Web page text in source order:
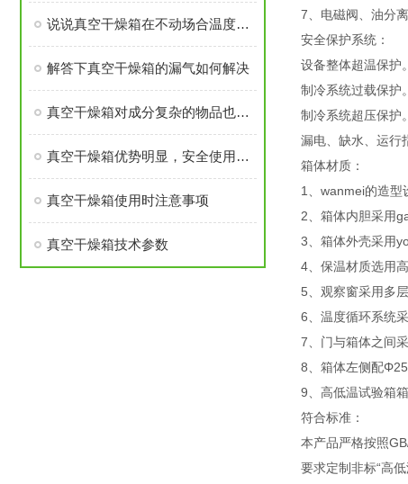
说说真空干燥箱在不动场合温度差异不同和原因
解答下真空干燥箱的漏气如何解决
真空干燥箱对成分复杂的物品也能快速干燥
真空干燥箱优势明显，安全使用有保障
真空干燥箱使用时注意事项
真空干燥箱技术参数
7、电磁阀、油分
安全保护系统：
设备整体超温保护。
制冷系统过载保护。
制冷系统超压保护。
漏电、缺水、运行
箱体材质：
1、wanmei的造型
2、箱体内胆采用
3、箱体外壳采用
4、保温材质选用
5、观察窗采用多
6、温度循环系统
7、门与箱体之间
8、箱体左侧配
9、高低温试验箱
符合标准：
本产品严格按照
要求定制非标“高低